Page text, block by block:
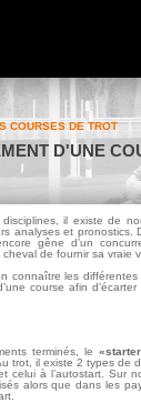
COURSES DE TROT
D'UNE
il existe de
analyses et pronostics.
gêne d’un
de fournir sa vraie
connaître les
course afin
terminés, le
trot, il existe 2 types de
celui à l’autostart. Sur
alors que dans les